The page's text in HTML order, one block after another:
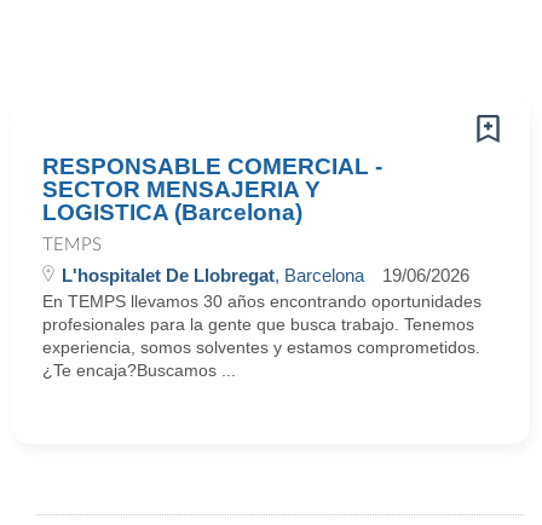
RESPONSABLE COMERCIAL -
SECTOR MENSAJERIA Y
LOGISTICA (Barcelona)
TEMPS
L'hospitalet De Llobregat, Barcelona 19/06/2026
En TEMPS llevamos 30 años encontrando oportunidades
profesionales para la gente que busca trabajo. Tenemos
experiencia, somos solventes y estamos comprometidos.
¿Te encaja?Buscamos ...